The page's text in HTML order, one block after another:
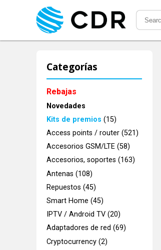
Categorías
Rebajas
Novedades
Kits de premios (15)
Access points / router (521)
Accesorios GSM/LTE (58)
Accesorios, soportes (163)
Antenas (108)
Repuestos (45)
Smart Home (45)
IPTV / Android TV (20)
Adaptadores de red (69)
Cryptocurrency (2)